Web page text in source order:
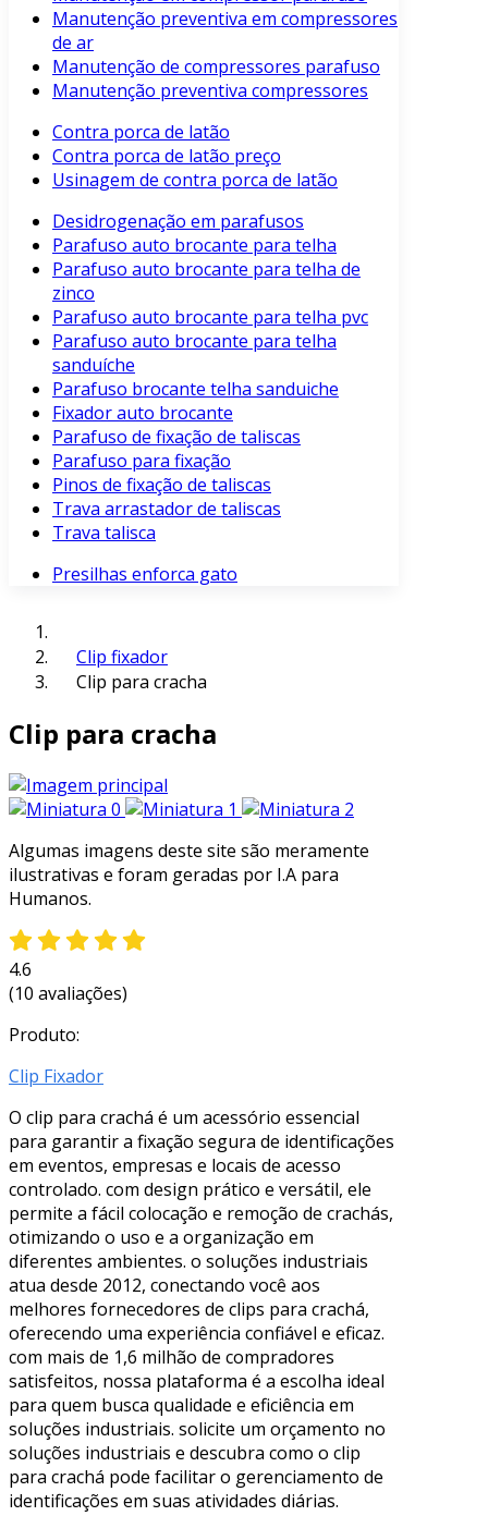
Manutenção preventiva em compressores
de ar
Manutenção de compressores parafuso
Manutenção preventiva compressores
Contra porca de latão
Contra porca de latão preço
Usinagem de contra porca de latão
Desidrogenação em parafusos
Parafuso auto brocante para telha
Parafuso auto brocante para telha de
zinco
Parafuso auto brocante para telha pvc
Parafuso auto brocante para telha
sanduíche
Parafuso brocante telha sanduiche
Fixador auto brocante
Parafuso de fixação de taliscas
Parafuso para fixação
Pinos de fixação de taliscas
Trava arrastador de taliscas
Trava talisca
Presilhas enforca gato
Clip fixador
Clip para cracha
Clip para cracha
Algumas imagens deste site são meramente
ilustrativas e foram geradas por I.A para
Humanos.
4.6
(10 avaliações)
Produto:
Clip Fixador
O clip para crachá é um acessório essencial
para garantir a fixação segura de identificações
em eventos, empresas e locais de acesso
controlado. com design prático e versátil, ele
permite a fácil colocação e remoção de crachás,
otimizando o uso e a organização em
diferentes ambientes. o soluções industriais
atua desde 2012, conectando você aos
melhores fornecedores de clips para crachá,
oferecendo uma experiência confiável e eficaz.
com mais de 1,6 milhão de compradores
satisfeitos, nossa plataforma é a escolha ideal
para quem busca qualidade e eficiência em
soluções industriais. solicite um orçamento no
soluções industriais e descubra como o clip
para crachá pode facilitar o gerenciamento de
identificações em suas atividades diárias.